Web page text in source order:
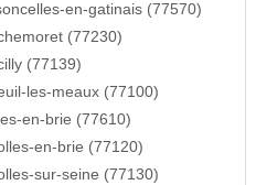
en-gatinais (77570)
(77230)
(77139)
les-meaux (77100)
en-brie (77610)
en-brie (77120)
sur-seine (77130)